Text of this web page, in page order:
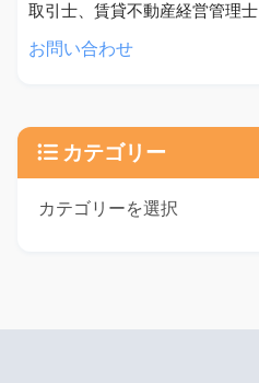
取引士、賃貸不動産経営管理士
お問い合わせ
カテゴリー